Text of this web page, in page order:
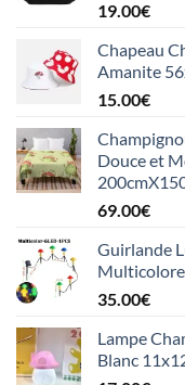
19.00€
Chapeau
Amanite
15.00€
Douce et
69.00€
Guirlande
Multicolore
35.00€
Lampe
Blanc